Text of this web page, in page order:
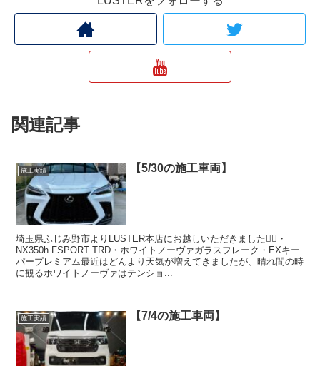
関連記事
施工実績 【5/30の施工車両】
埼玉県ふじみ野市よりLUSTER本店にお越しいただきました🙇‍♂️・
NX350h FSPORT TRD・ホワイトノーヴァガラスフレーク・EXキー
パープレミアム最近はどんより天気が増えてきましたが、晴れ間の時
に観るホワイトノーヴァはテンショ...
施工実績 【7/4の施工車両】